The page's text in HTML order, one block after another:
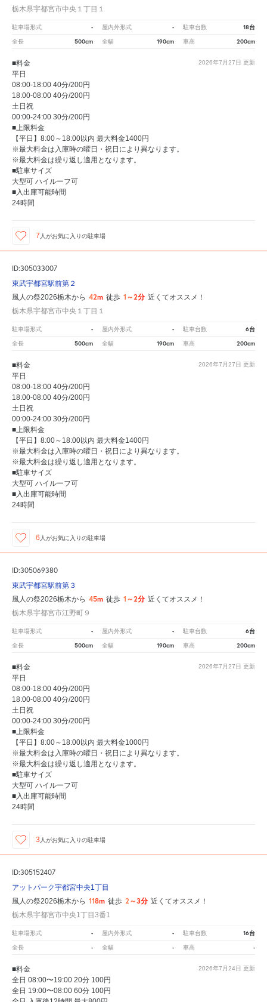
栃木県宇都宮市中央１丁目１
駐車場形式 - 屋内外形式 - 駐車台数 18台
全長 500cm 全幅 190cm 車高 200cm
2026年7月27日 更新
■料金
平日
08:00-18:00 40分/200円
18:00-08:00 40分/200円
土日祝
00:00-24:00 30分/200円
■上限料金
【平日】8:00～18:00以内 最大料金1400円
※最大料金は入庫時の曜日・祝日により異なります。
※最大料金は繰り返し適用となります。
■駐車サイズ
大型可 ハイルーフ可
■入出庫可能時間
24時間
7 人がお気に入りの駐車場
ID:305033007
東武宇都宮駅前第２
風人の祭2026栃木から 42m 徒歩 1～2分 近くてオススメ！
栃木県宇都宮市中央１丁目１
駐車場形式 - 屋内外形式 - 駐車台数 6台
全長 500cm 全幅 190cm 車高 200cm
2026年7月27日 更新
■料金
平日
08:00-18:00 40分/200円
18:00-08:00 40分/200円
土日祝
00:00-24:00 30分/200円
■上限料金
【平日】8:00～18:00以内 最大料金1400円
※最大料金は入庫時の曜日・祝日により異なります。
※最大料金は繰り返し適用となります。
■駐車サイズ
大型可 ハイルーフ可
■入出庫可能時間
24時間
6 人がお気に入りの駐車場
ID:305069380
東武宇都宮駅前第３
風人の祭2026栃木から 45m 徒歩 1～2分 近くてオススメ！
栃木県宇都宮市江野町９
駐車場形式 - 屋内外形式 - 駐車台数 6台
全長 500cm 全幅 190cm 車高 200cm
2026年7月27日 更新
■料金
平日
08:00-18:00 40分/200円
18:00-08:00 40分/200円
土日祝
00:00-24:00 30分/200円
■上限料金
【平日】8:00～18:00以内 最大料金1000円
※最大料金は入庫時の曜日・祝日により異なります。
※最大料金は繰り返し適用となります。
■駐車サイズ
大型可 ハイルーフ可
■入出庫可能時間
24時間
3 人がお気に入りの駐車場
ID:305152407
アットパーク宇都宮中央1丁目
風人の祭2026栃木から 118m 徒歩 2～3分 近くてオススメ！
栃木県宇都宮市中央1丁目3番1
駐車場形式 - 屋内外形式 - 駐車台数 16台
全長 - 全幅 - 車高 -
2026年7月24日 更新
■料金
全日 08:00〜19:00 20分 100円
全日 19:00〜08:00 60分 100円